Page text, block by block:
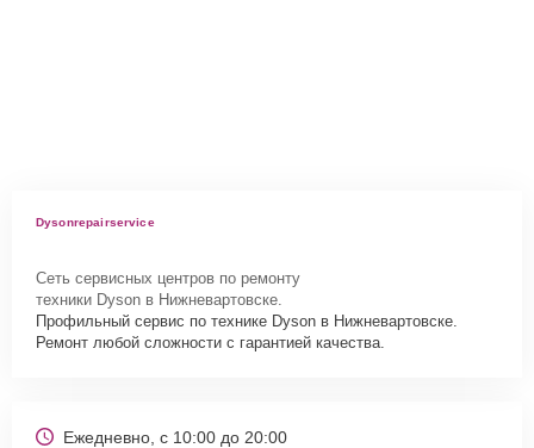
Dysonrepairservice
Сеть сервисных центров по ремонту
техники Dyson в Нижневартовске.
Профильный сервис по технике Dyson в Нижневартовске.
Ремонт любой сложности с гарантией качества.
Ежедневно, с 10:00 до 20:00